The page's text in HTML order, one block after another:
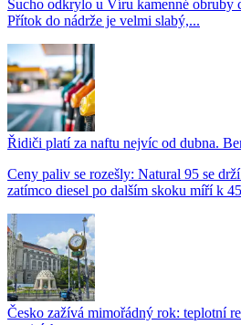
Sucho odkrylo u Víru kamenné obruby
Přítok do nádrže je velmi slabý,...
Řidiči platí za naftu nejvíc od dubna.
Ceny paliv se rozešly: Natural 95 se
zatímco diesel po dalším skoku míří k
Česko zažívá mimořádný rok: teplotní